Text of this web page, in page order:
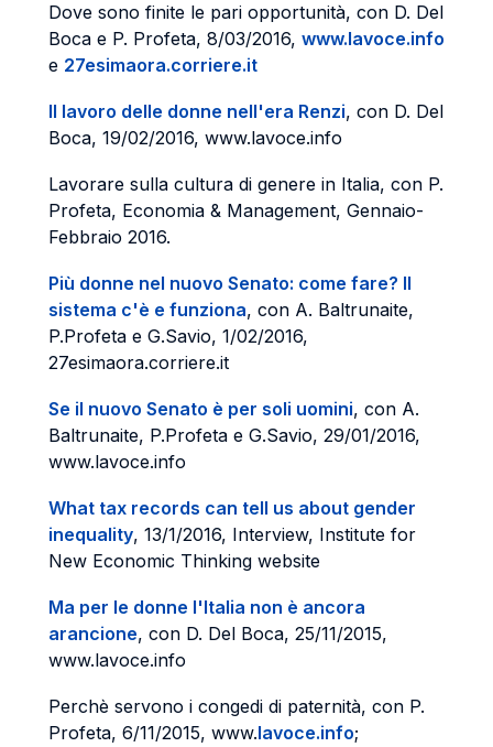
Dove sono finite le pari opportunità, con D. Del
Boca e P. Profeta, 8/03/2016, www.lavoce.info
e 27esimaora.corriere.it
Il lavoro delle donne nell'era Renzi, con D. Del
Boca, 19/02/2016, www.lavoce.info
Lavorare sulla cultura di genere in Italia, con P.
Profeta, Economia & Management, Gennaio-
Febbraio 2016.
Più donne nel nuovo Senato: come fare? Il
sistema c'è e funziona, con A. Baltrunaite,
P.Profeta e G.Savio, 1/02/2016,
27esimaora.corriere.it
Se il nuovo Senato è per soli uomini, con A.
Baltrunaite, P.Profeta e G.Savio, 29/01/2016,
www.lavoce.info
What tax records can tell us about gender
inequality, 13/1/2016, Interview, Institute for
New Economic Thinking website
Ma per le donne l'Italia non è ancora
arancione, con D. Del Boca, 25/11/2015,
www.lavoce.info
Perchè servono i congedi di paternità, con P.
Profeta, 6/11/2015, www.lavoce.info;